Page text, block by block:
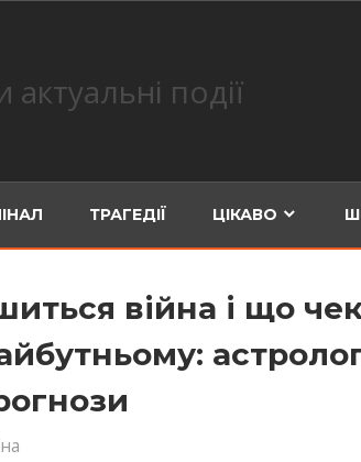
актуальні події
ТРАГЕДІЇ ЦІКАВО
війна і що